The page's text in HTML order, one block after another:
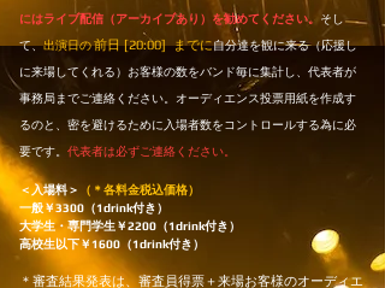
にはライブ配信（アーカイブあり）を勧めてください。 そし
て、出演日の前日 [20:00] までに自分達を観に来る（応援し
に来場してくれる）お客様の数をバンド毎に集計し、代表者が
事務局までご連絡ください。オーディエンス投票用紙を作成す
るのと、密を避けるために入場者数をコントロールする為に必
要です。 代表者は必ずご連絡ください。​
＜入場料＞
（＊各料金税込価格）
一般￥3300（1drink付き）
大学生・専門学生￥2200 （1drink付き）
高校生以下￥1600 （1drink付き）
​＊審査結果発表は、審査員得票＋来場お客様のオーディエ